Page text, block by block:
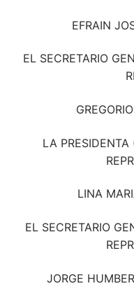
EFRAIN
EL SECRETARIO
LA
LINA
EL SECRETARIO
JORGE